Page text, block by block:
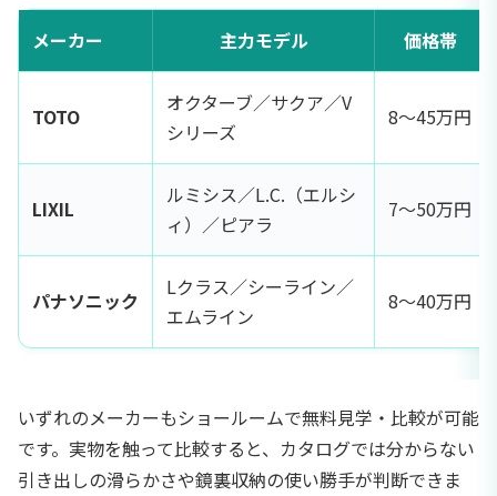
メーカー 主力モデル 価格帯
TOTO
オクターブ／サクア／V
シリーズ
8〜45万円
LIXIL
ルミシス／L.C.（エルシ
ィ）／ピアラ
7〜50万円
パナソニック
Lクラス／シーライン／
エムライン
8〜40万円
いずれのメーカーもショールームで無料見学・比較が可能
です。実物を触って比較すると、カタログでは分からない
引き出しの滑らかさや鏡裏収納の使い勝手が判断できま